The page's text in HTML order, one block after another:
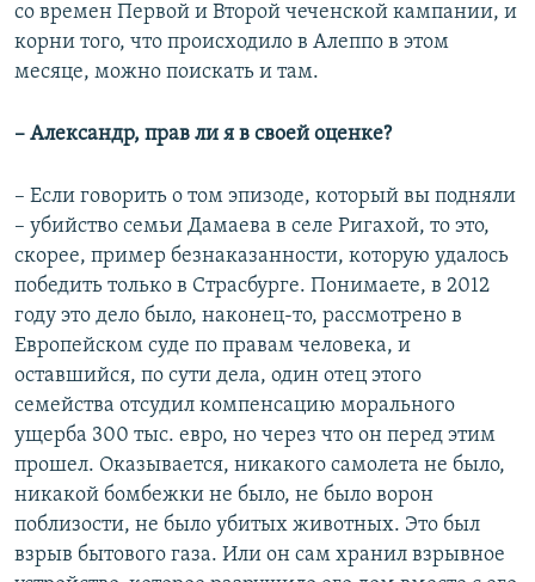
со времен Первой и Второй чеченской кампании, и
корни того, что происходило в Алеппо в этом
месяце, можно поискать и там.
– Александр, прав ли я в своей оценке?
– Если говорить о том эпизоде, который вы подняли
– убийство семьи Дамаева в селе Ригахой, то это,
скорее, пример безнаказанности, которую удалось
победить только в Страсбурге. Понимаете, в 2012
году это дело было, наконец-то, рассмотрено в
Европейском суде по правам человека, и
оставшийся, по сути дела, один отец этого
семейства отсудил компенсацию морального
ущерба 300 тыс. евро, но через что он перед этим
прошел. Оказывается, никакого самолета не было,
никакой бомбежки не было, не было ворон
поблизости, не было убитых животных. Это был
взрыв бытового газа. Или он сам хранил взрывное